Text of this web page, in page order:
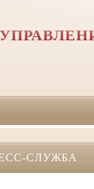
СЛУЖБА